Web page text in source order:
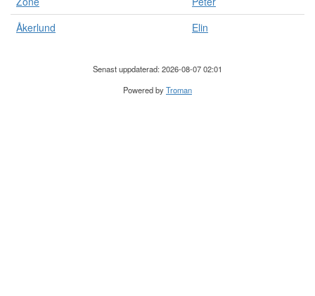
Åkerlund
Elin
Senast uppdaterad: 2026-08-07 02:01
Powered byTroman